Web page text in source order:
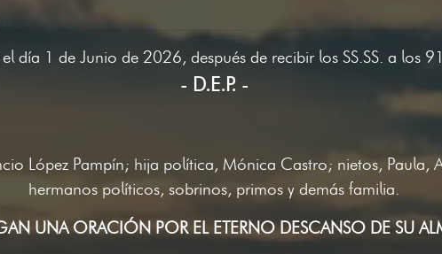
día 1 de Junio de 2026, después de recibir los SS.SS. a los
- D.E.P. -
López Pampín; hija política, Mónica Castro; nietos, Paula,
hermanos políticos, sobrinos, primos y demás familia.
UNA ORACIÓN POR EL ETERNO DESCANSO DE SU